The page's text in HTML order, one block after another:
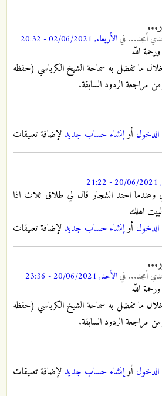
أمجد... فيالأربعاء, 02/06/2021 - 20:32
اللّه
ما تفضل به سماحة الشيخ الكرباسي (حفظه
مراجعة الردود السابقة.
أوإنشاء حساب جديد لإضافة تعليقات
وعندما احتد الشجار قال لي طلاق ثلاث اذا
اهلك
أوإنشاء حساب جديد لإضافة تعليقات
أمجد... فيالأحد, 20/06/2021 - 23:36
اللّه
ما تفضل به سماحة الشيخ الكرباسي (حفظه
مراجعة الردود السابقة.
أوإنشاء حساب جديد لإضافة تعليقات